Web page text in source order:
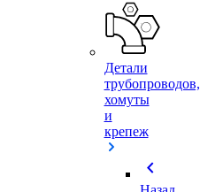
Детали
трубопроводов,
хомуты
и
крепеж
chevron_left